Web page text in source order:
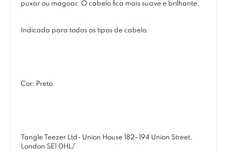
puxar ou magoar. O cabelo fica mais suave e brilhante.
Indicada para todos os tipos de cabelo.
Cor: Preto
Tangle Teezer Ltd- Union House 182–194 Union Street,
London SE1 0HL/